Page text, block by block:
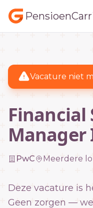
Vacature niet
Financial
Manager
PwC Meerdere
Deze vacature is
Geen zorgen —